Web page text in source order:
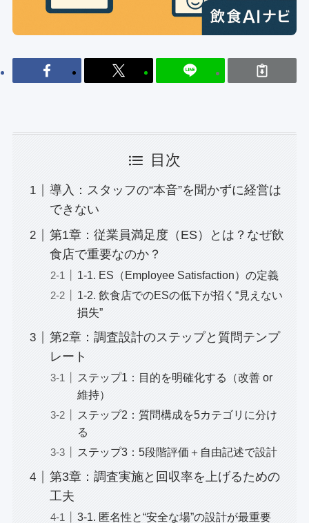
目次
導入：スタッフの“本音”を聞かずに経営は
できない
第1章：従業員満足度（ES）とは？なぜ飲
食店で重要なのか？
1-1. ES（Employee Satisfaction）の定義
1-2. 飲食店でのESの低下が招く“見えない
損失”
第2章：調査設計のステップと質問テンプ
レート
ステップ1：目的を明確化する（改善 or
維持）
ステップ2：質問構成を5カテゴリに分け
る
ステップ3：5段階評価＋自由記述で設計
第3章：調査実施と回収率を上げるための
工夫
3-1. 匿名性と“安全な場”の設計が最重要